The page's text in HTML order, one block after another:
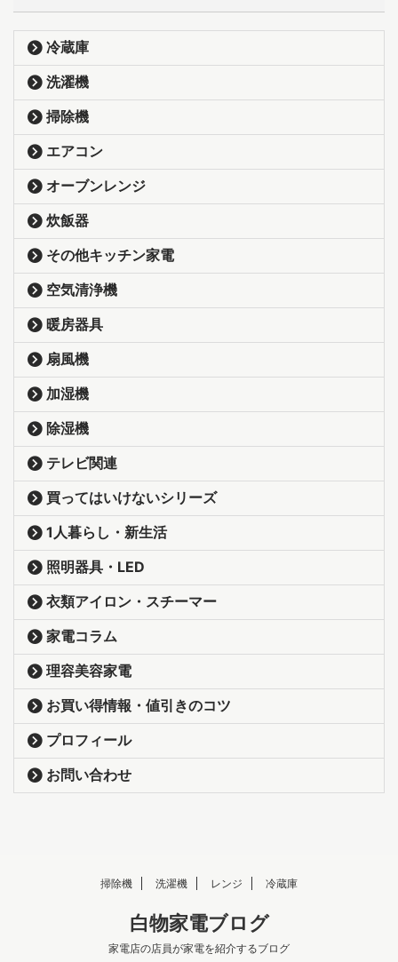
冷蔵庫
洗濯機
掃除機
エアコン
オーブンレンジ
炊飯器
その他キッチン家電
空気清浄機
暖房器具
扇風機
加湿機
除湿機
テレビ関連
買ってはいけないシリーズ
1人暮らし・新生活
照明器具・LED
衣類アイロン・スチーマー
家電コラム
理容美容家電
お買い得情報・値引きのコツ
プロフィール
お問い合わせ
掃除機 洗濯機 レンジ 冷蔵庫
白物家電ブログ
家電店の店員が家電を紹介するブログ